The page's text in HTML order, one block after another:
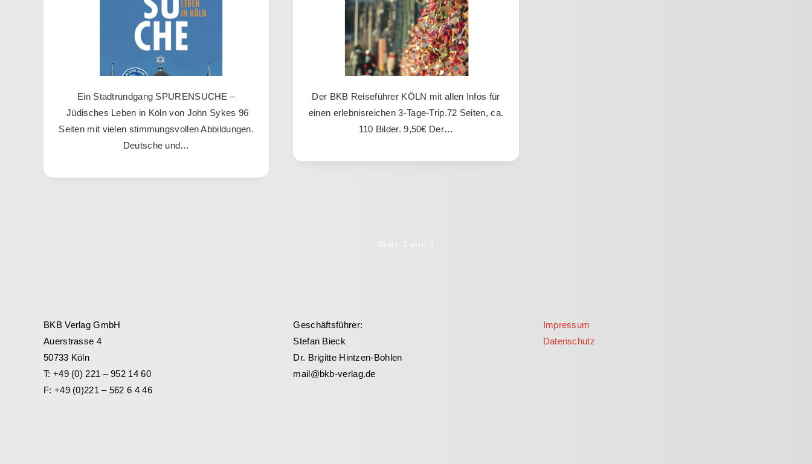
Ein Stadtrundgang SPURENSUCHE –
Jüdisches Leben in Köln von John Sykes 96
Seiten mit vielen stimmungsvollen Abbildungen.
Deutsche und…
Der BKB Reiseführer KÖLN mit allen Infos für
einen erlebnisreichen 3-Tage-Trip.72 Seiten, ca.
110 Bilder. 9,50€ Der…
Seite 1 von 1
BKB Verlag GmbH
Auerstrasse 4
50733 Köln
T: +49 (0) 221 – 952 14 60
F: +49 (0)221 – 562 6 4 46
Geschäftsführer:
Stefan Bieck
Dr. Brigitte Hintzen-Bohlen
mail@bkb-verlag.de
Impressum
Datenschutz